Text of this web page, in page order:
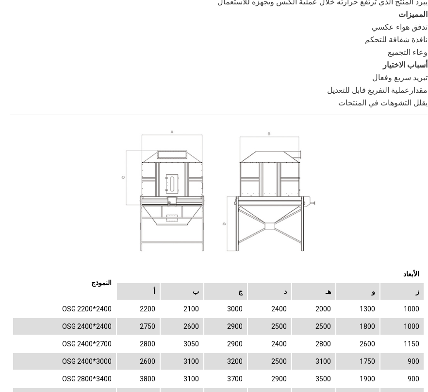
المميزات
تدفق هواء عكسي
نافذة شفافة للتحكم
وعاء التجميع
أسباب الاختيار
تبريد سريع وفعال
مقدارعملية التفريغ قابل للتعديل
يقلل التشوهات في المنتجات
النموذج
الأبعاد
ب ج د هـ و ز
OSG 2200*2400 2200 2100 3000 2400 2000 1300 1000
OSG 2400*2400 2750 2600 2900 2500 2500 1800 1000
OSG 2400*2700 2800 3050 2900 2400 2800 2600 1150
OSG 2400*3000 2600 3100 3200 2500 3100 1750 900
OSG 2800*3400 3800 3100 3700 2900 3500 1900 900